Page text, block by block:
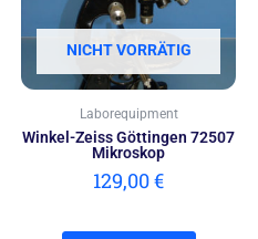
NICHT VORRÄTIG
Laborequipment
Winkel-Zeiss Göttingen 72507
Mikroskop
129,00€